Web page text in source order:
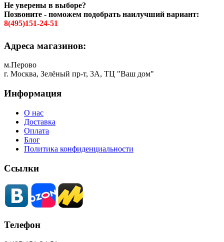
Не уверены в выборе?
Позвоните - поможем подобрать наилучший вариант:
8(495)151-24-51
Адреса магазинов:
м.Перово
г. Москва, Зелёный пр-т, 3А, ТЦ "Ваш дом"
Информация
О нас
Доставка
Оплата
Блог
Политика конфиденциальности
Ссылки
Телефон